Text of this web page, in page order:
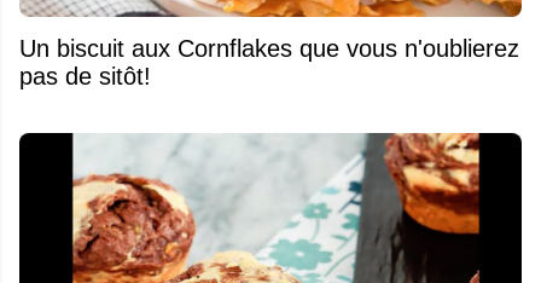
Un biscuit aux Cornflakes que vous n'oublierez
pas de sitôt!